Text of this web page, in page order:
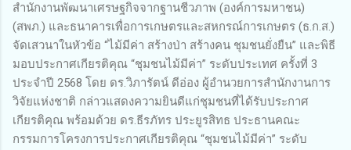
สำนักงานพัฒนาเศรษฐกิจจากฐานชีวภาพ (องค์การมหาชน)
(สพภ.) และธนาคารเพื่อการเกษตรและสหกรณ์การเกษตร (ธ.ก.ส.)
จัดเสวนาในหัวข้อ “ไม้มีค่า สร้างป่า สร้างคน ชุมชนยั่งยืน” และพิธี
มอบประกาศเกียรติคุณ “ชุมชนไม้มีค่า” ระดับประเทศ ครั้งที่ 3
ประจำปี 2568 โดย ดร.วิภารัตน์ ดีอ่อง ผู้อำนวยการสำนักงานการ
วิจัยแห่งชาติ กล่าวแสดงความยินดีแก่ชุมชนที่ได้รับประกาศ
เกียรติคุณ พร้อมด้วย ดร.ธีรภัทร ประยูรสิทธ ประธานคณะ
กรรมการโครงการประกาศเกียรติคุณ “ชุมชนไม้มีค่า” ระดับ